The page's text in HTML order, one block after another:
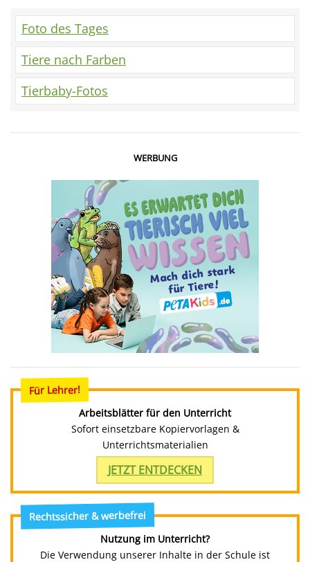
Foto des Tages
Tiere nach Farben
Tierbaby-Fotos
WERBUNG
Für Lehrer!
Arbeitsblätter für den Unterricht
Sofort einsetzbare Kopiervorlagen &
Unterrichtsmaterialien
JETZT ENTDECKEN
Rechtssicher & werbefrei
Nutzung im Unterricht?
Die Verwendung unserer Inhalte in der Schule ist